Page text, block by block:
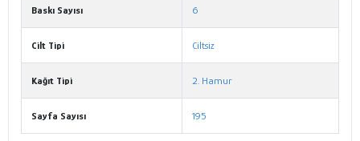
Baskı Sayısı 6
Cilt Tipi Ciltsiz
Kağıt Tipi 2. Hamur
Sayfa Sayısı 195